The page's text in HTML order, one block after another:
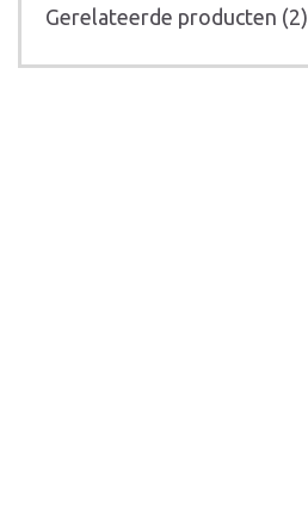
Gerelateerde producten (2)